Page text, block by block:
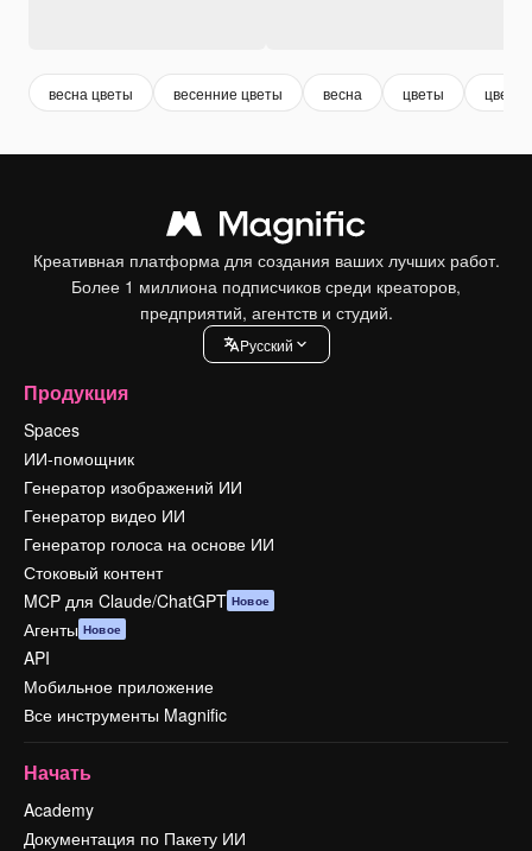
весна цветы весенние цветы весна цветы
Креативная платформа для создания ваших лучших работ.
Более 1 миллиона подписчиков среди креаторов,
предприятий, агентств и студий.
Pусский
Продукция
Spaces
ИИ-помощник
Генератор изображений ИИ
Генератор видео ИИ
Генератор голоса на основе ИИ
Стоковый контент
MCP для Claude/ChatGPT Новое
Агенты Новое
API
Мобильное приложение
Все инструменты Magnific
Начать
Academy
Документация по Пакету ИИ